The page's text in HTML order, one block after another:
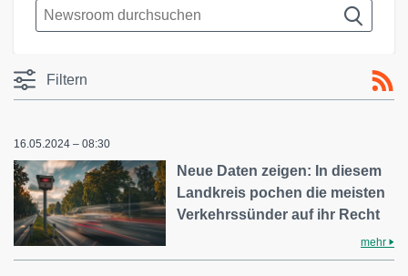
Filtern
16.05.2024 – 08:30
Neue Daten zeigen: In diesem
Landkreis pochen die meisten
Verkehrssünder auf ihr Recht
mehr